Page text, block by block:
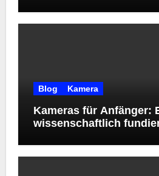
Blog Kamera
Kameras für Anfänger:
wissenschaftlich
richtigen